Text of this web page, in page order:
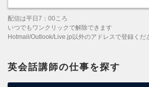
配信は平日7：00ころ
いつでもワンクリックで解除できます
Hotmail/Outlook/Live.jp以外のアドレスで登録くだ
英会話講師の仕事を探す